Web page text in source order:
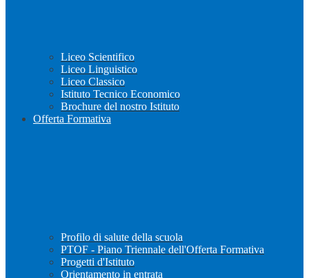
Liceo Scientifico
Liceo Linguistico
Liceo Classico
Istituto Tecnico Economico
Brochure del nostro Istituto
Offerta Formativa
Profilo di salute della scuola
PTOF - Piano Triennale dell'Offerta Formativa
Progetti d'Istituto
Orientamento in entrata